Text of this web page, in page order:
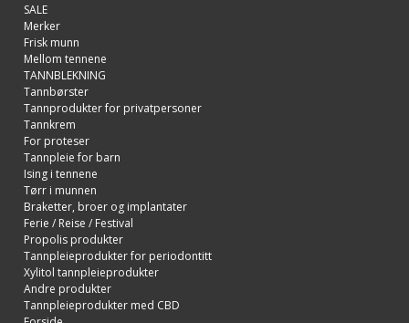
SALE
Merker
Frisk munn
Mellom tennene
TANNBLEKNING
Tannbørster
Tannprodukter for privatpersoner
Tannkrem
For proteser
Tannpleie for barn
Ising i tennene
Tørr i munnen
Braketter, broer og implantater
Ferie / Reise / Festival
Propolis produkter
Tannpleieprodukter for periodontitt
Xylitol tannpleieprodukter
Andre produkter
Tannpleieprodukter med CBD